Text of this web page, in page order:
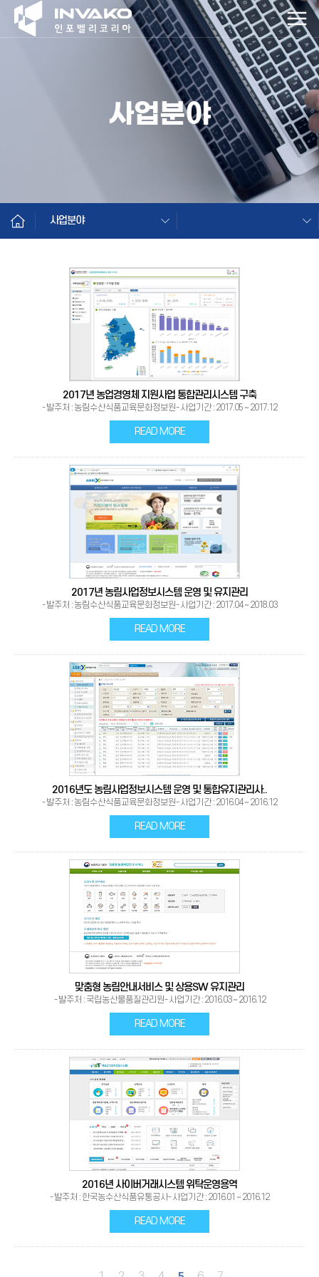
사업분야
사업분야
2017년 농업경영체 지원사업 통합관리시스템 구축
- 발주처 : 농림수산식품교육문화정보원- 사업기간 : 2017.05 ~ 2017.12
READ MORE
2017년 농림사업정보시스템 운영 및 유지관리
- 발주처 : 농림수산식품교육문화정보원- 사업기간 : 2017.04 ~ 2018.03
READ MORE
2016년도 농림사업정보시스템 운영 및 통합유지관리사..
- 발주처 : 농림수산식품교육문화정보원- 사업기간 : 2016.04 ~ 2016.12
READ MORE
맞춤형 농림안내서비스 및 상용SW 유지관리
- 발주처 : 국립농산물품질관리원- 사업기간 : 2016.03 ~ 2016.12
READ MORE
2016년 사이버거래시스템 위탁운영용역
- 발주처 : 한국농수산식품유통공사- 사업기간 : 2016.01 ~ 2016.12
READ MORE